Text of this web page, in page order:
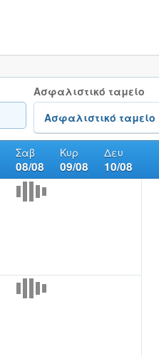
Ασφαλιστικό ταμείο
Σαβ
08/08
Κυρ
09/08
Δευ
10/08